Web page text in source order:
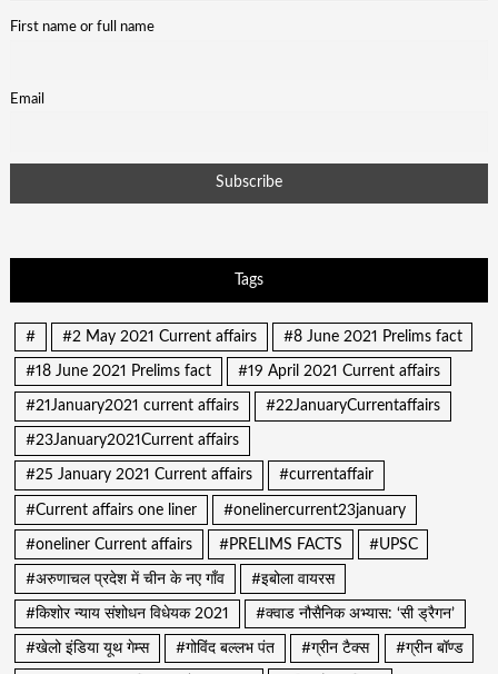
First name or full name
Email
Tags
# #2 May 2021 Current affairs #8 June 2021 Prelims fact
#18 June 2021 Prelims fact #19 April 2021 Current affairs
#21January2021 current affairs #22JanuaryCurrentaffairs
#23January2021Current affairs
#25 January 2021 Current affairs #currentaffair
#Current affairs one liner #onelinercurrent23january
#oneliner Current affairs #PRELIMS FACTS #UPSC
#अरुणाचल प्रदेश में चीन के नए गाँव #इबोला वायरस
#किशोर न्याय संशोधन विधेयक 2021 #क्वाड नौसैनिक अभ्यास: ‘सी ड्रैगन’
#खेलो इंडिया यूथ गेम्स #गोविंद बल्लभ पंत #ग्रीन टैक्स #ग्रीन बॉण्ड